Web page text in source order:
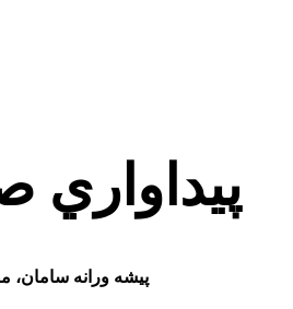
پيداواري
پيشه ورانه سامان،